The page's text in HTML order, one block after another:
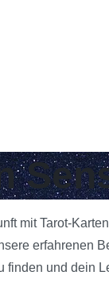
mit Tarot-
erfahrenen
und dein